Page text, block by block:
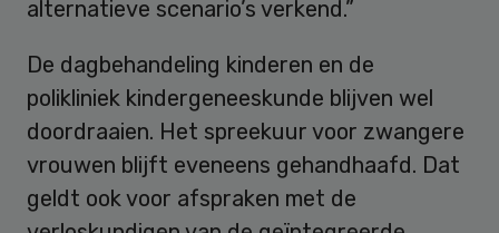
alternatieve scenario’s verkend.”
De dagbehandeling kinderen en de
polikliniek kindergeneeskunde blijven wel
doordraaien. Het spreekuur voor zwangere
vrouwen blijft eveneens gehandhaafd. Dat
geldt ook voor afspraken met de